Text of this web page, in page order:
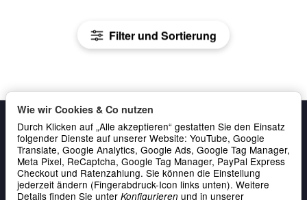
Filter und Sortierung
Wie wir Cookies & Co nutzen
Durch Klicken auf „Alle akzeptieren“ gestatten Sie den Einsatz
folgender Dienste auf unserer Website: YouTube, Google
Translate, Google Analytics, Google Ads, Google Tag Manager,
Meta Pixel, ReCaptcha, Google Tag Manager, PayPal Express
Checkout und Ratenzahlung. Sie können die Einstellung
jederzeit ändern (Fingerabdruck-Icon links unten). Weitere
Details finden Sie unter Konfigurieren und in unserer